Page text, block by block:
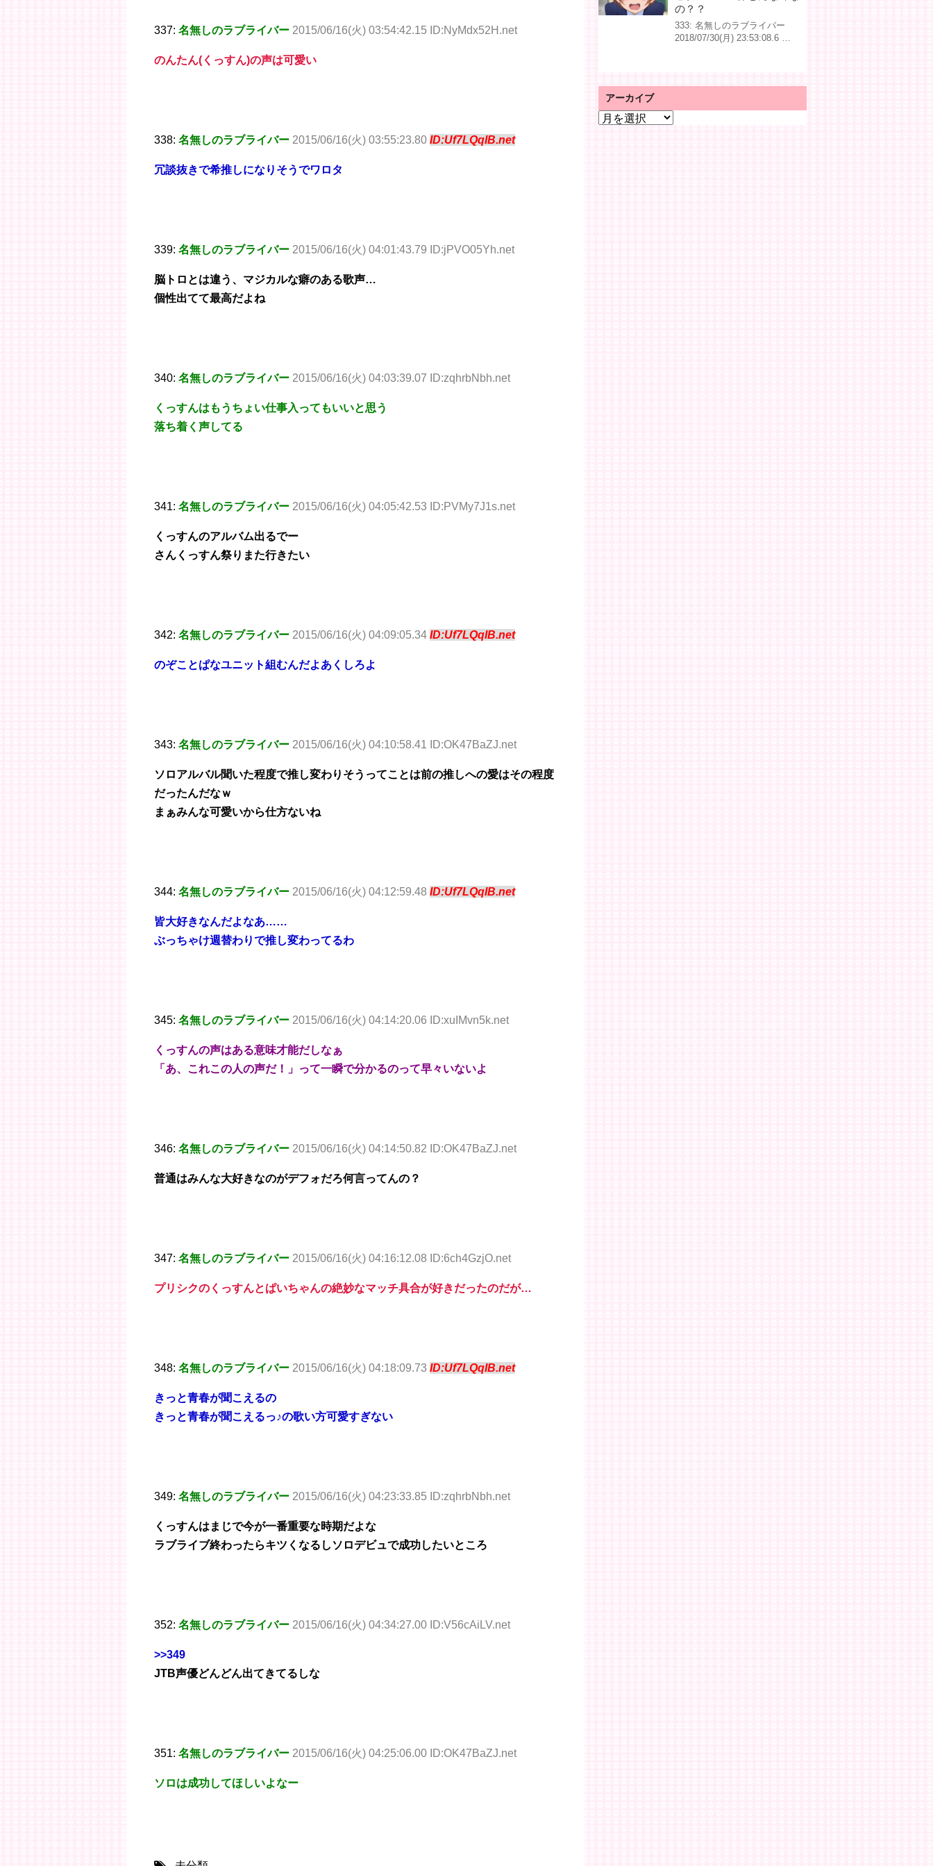
337: 名無しのラブライバー 2015/06/16(火) 03:54:42.15 ID:NyMdx52H.net
のんたん(くっすん)の声は可愛い
338: 名無しのラブライバー 2015/06/16(火) 03:55:23.80 ID:Uf7LQqIB.net
冗談抜きで希推しになりそうでワロタ
339: 名無しのラブライバー 2015/06/16(火) 04:01:43.79 ID:jPVO05Yh.net
脳トロとは違う、マジカルな癖のある歌声…
個性出てて最高だよね
340: 名無しのラブライバー 2015/06/16(火) 04:03:39.07 ID:zqhrbNbh.net
くっすんはもうちょい仕事入ってもいいと思う
落ち着く声してる
341: 名無しのラブライバー 2015/06/16(火) 04:05:42.53 ID:PVMy7J1s.net
くっすんのアルバム出るでー
さんくっすん祭りまた行きたい
342: 名無しのラブライバー 2015/06/16(火) 04:09:05.34 ID:Uf7LQqIB.net
のぞことぱなユニット組むんだよあくしろよ
343: 名無しのラブライバー 2015/06/16(火) 04:10:58.41 ID:OK47BaZJ.net
ソロアルバル聞いた程度で推し変わりそうってことは前の推しへの愛はその程度
だったんだなｗ
まぁみんな可愛いから仕方ないね
344: 名無しのラブライバー 2015/06/16(火) 04:12:59.48 ID:Uf7LQqIB.net
皆大好きなんだよなあ……
ぶっちゃけ週替わりで推し変わってるわ
345: 名無しのラブライバー 2015/06/16(火) 04:14:20.06 ID:xuIMvn5k.net
くっすんの声はある意味才能だしなぁ
「あ、これこの人の声だ！」って一瞬で分かるのって早々いないよ
346: 名無しのラブライバー 2015/06/16(火) 04:14:50.82 ID:OK47BaZJ.net
普通はみんな大好きなのがデフォだろ何言ってんの？
347: 名無しのラブライバー 2015/06/16(火) 04:16:12.08 ID:6ch4GzjO.net
プリシクのくっすんとぱいちゃんの絶妙なマッチ具合が好きだったのだが…
348: 名無しのラブライバー 2015/06/16(火) 04:18:09.73 ID:Uf7LQqIB.net
きっと青春が聞こえるの
きっと青春が聞こえるっ♪の歌い方可愛すぎない
349: 名無しのラブライバー 2015/06/16(火) 04:23:33.85 ID:zqhrbNbh.net
くっすんはまじで今が一番重要な時期だよな
ラブライブ終わったらキツくなるしソロデビュで成功したいところ
352: 名無しのラブライバー 2015/06/16(火) 04:34:27.00 ID:V56cAiLV.net
>>349
JTB声優どんどん出てきてるしな
351: 名無しのラブライバー 2015/06/16(火) 04:25:06.00 ID:OK47BaZJ.net
ソロは成功してほしいよなー
の？？
333: 名無しのラブライバー
2018/07/30(月) 23:53:08.6 …
アーカイブ
ア